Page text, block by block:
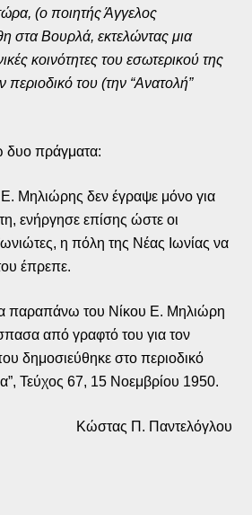
(ο ποιητής Άγγελος
στα Βουρλά, εκτελώντας μια
κοινότητες του εσωτερικού της
περιοδικό του (την “Ανατολή”
πράγματα:
Μηλιώρης δεν έγραψε μόνο για
ενήργησε επίσης ώστε οι
η πόλη της Νέας Ιωνίας να
έπρεπε.
παραπάνω του Νίκου Ε. Μηλιώρη
από γραφτό του για τον
δημοσιεύθηκε στο περιοδικό
Τεύχος 67, 15 Νοεμβρίου 1950.
Κώστας Π. Παντελόγλου